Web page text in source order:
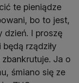
te pieniądze
bo to jest,
dzień. I proszę
rządziły
Ja o
śmiano się ze